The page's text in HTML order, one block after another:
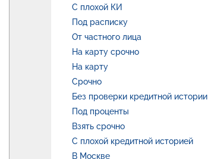
С плохой КИ
Под расписку
От частного лица
На карту срочно
На карту
Срочно
Без проверки кредитной истории
Под проценты
Взять срочно
С плохой кредитной историей
В Москве